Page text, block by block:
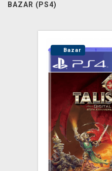
XZONE KLUB
TCG & BOARDGAME HUB
BAZAR (PS4)
Bazar